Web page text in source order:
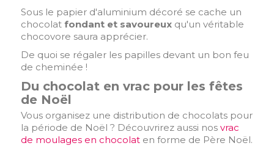
Sous le papier d'aluminium décoré se cache un
chocolatfondant et savoureuxqu'un véritable
chocovore saura apprécier.
De quoi se régaler les papilles devant un bon feu
de cheminée !
Du chocolat en vrac pour les fêtes
de Noël
Vous organisez une distribution de chocolats pour
la période de Noël ? Découvrirez aussi nos vrac
de moulages en chocolaten forme de Père Noël.